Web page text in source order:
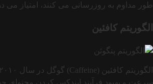
طور مداوم به‌ روزرسانی می‌ کنند، امتیاز می‌
الگوریتم کافئین
سرعت و بهبود فرآیند ایندکس کردن محتوای